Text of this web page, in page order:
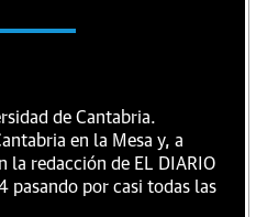
de Cantabria.
en la Mesa y, a
la redacción de EL DIARIO
pasando por casi todas las